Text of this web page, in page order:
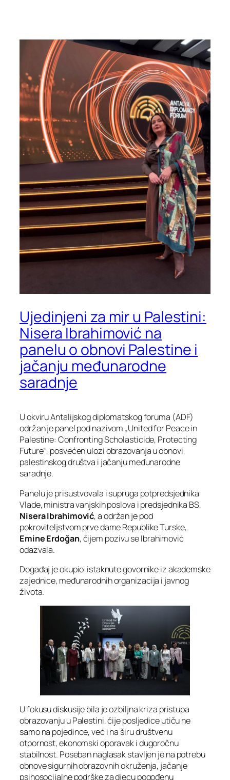
Ujedinjeni za mir u Palestini:
Nisera Ibrahimović na
panelu o obnovi Palestine i
jačanju međunarodne
saradnje
U okviru Antalijskog diplomatskog foruma (ADF)
održan je panel pod nazivom „United for Peace in
Palestine: Confronting Scholasticide, Protecting
Future“, posvećen ulozi obrazovanja u obnovi
palestinskog društva i jačanju međunarodne
saradnje.
Panelu je prisustvovala i supruga potpredsjednika
Vlade, ministra vanjskih poslova i predsjednika BS,
Nisera Ibrahimović, a održan je pod
pokroviteljstvom prve dame Republike Turske,
Emine Erdoğan, čijem pozivu se Ibrahimović
odazvala.
Događaj je okupio istaknute govornike iz akademske
zajednice, međunarodnih organizacija i javnog
života.
U fokusu diskusije bila je ozbiljna kriza pristupa
obrazovanju u Palestini, čije posljedice utiču ne
samo na pojedince, već i na širu društvenu
otpornost, ekonomski oporavak i dugoročnu
stabilnost. Poseban naglasak stavljen je na potrebu
obnove sigurnih obrazovnih okruženja, jačanje
psihosocijalne podrške za djecu pogođenu